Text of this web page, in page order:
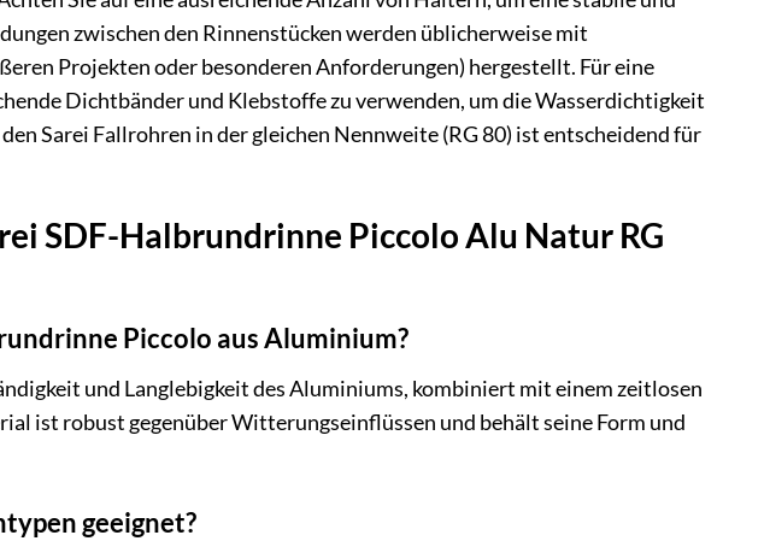
zwischen den Rinnenstücken werden üblicherweise mit
Projekten oder besonderen Anforderungen) hergestellt. Für eine
Dichtbänder und Klebstoffe zu verwenden, um die Wasserdichtigkeit
Sarei Fallrohren in der gleichen Nennweite (RG 80) ist entscheidend für
SDF-Halbrundrinne Piccolo Alu Natur RG
Piccolo aus Aluminium?
und Langlebigkeit des Aluminiums, kombiniert mit einem zeitlosen
ist robust gegenüber Witterungseinflüssen und behält seine Form und
geeignet?